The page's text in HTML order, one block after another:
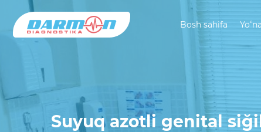
Bosh sahifa
Suyuq azotli genital